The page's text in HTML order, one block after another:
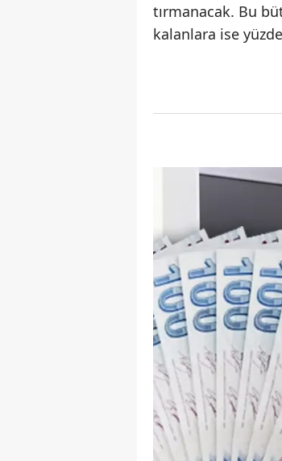
tırmanacak. Bu
kalanlara ise